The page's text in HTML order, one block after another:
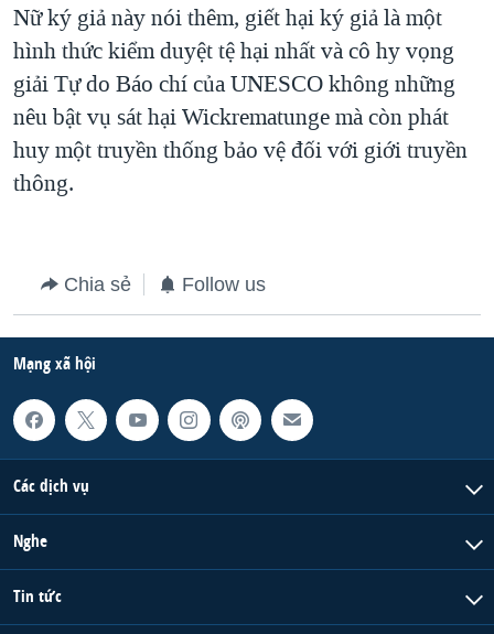
Nữ ký giả này nói thêm, giết hại ký giả là một
hình thức kiểm duyệt tệ hại nhất và cô hy vọng
giải Tự do Báo chí của UNESCO không những
nêu bật vụ sát hại Wickrematunge mà còn phát
huy một truyền thống bảo vệ đối với giới truyền
thông.
Chia sẻ Follow us
Mạng xã hội
Các dịch vụ
Nghe
Tin tức